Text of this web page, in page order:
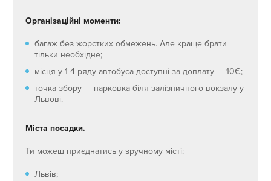
Організаційні моменти:
багаж без жорстких обмежень. Але краще брати
тільки необхідне;
місця у 1-4 ряду автобуса доступні за доплату — 10€;
точка збору — парковка біля залізничного вокзалу у
Львові.
Міста посадки.
Ти можеш приєднатись у зручному місті:
Львів;